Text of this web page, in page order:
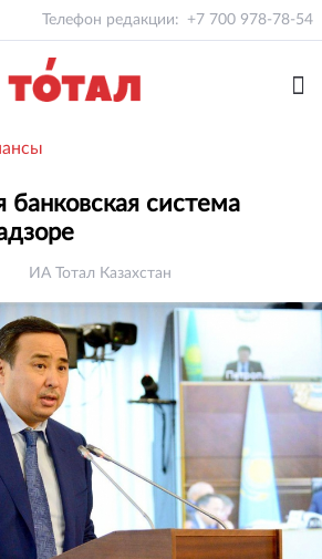
Телефон редакции: +7 700 978-78-54
банковская система
ИА Тотал Казахстан